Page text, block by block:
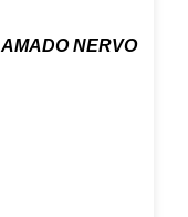
AMADO NERVO